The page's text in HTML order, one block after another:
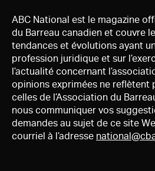
ABC National est le magazine
du Barreau canadien et couvre
tendances et évolutions ayant
profession juridique et sur
l’actualité concernant
opinions exprimées ne reflètent
celles de l’Association du
nous communiquer vos
demandes au sujet de ce site
courriel à l’adresse